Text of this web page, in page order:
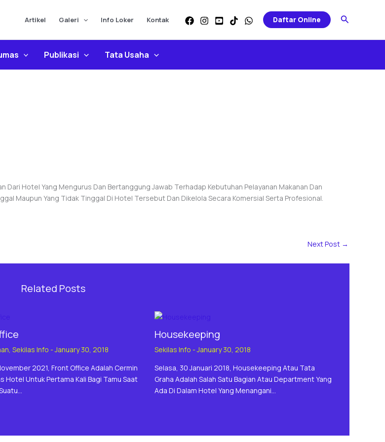
Artikel Galeri Info Loker Kontak Daftar Online Search
Publikasi Tata Usaha
Dari Hotel Yang Mengurus Dan Bertanggung Jawab Terhadap Kebutuhan Pelayanan Makanan Dan
Maupun Yang Tidak Tinggal Di Hotel Tersebut Dan Dikelola Secara Komersial Serta Profesional.
Next Post →
Related Posts
Sekilas Info -January 30, 2018
2021, Front Office Adalah Cermin
Hotel Untuk Pertama Kali Bagi Tamu Saat
Housekeeping
Sekilas Info -January 30, 2018
Selasa, 30 Januari 2018, Housekeeping Atau Tata
Graha Adalah Salah Satu Bagian Atau Department Yang
Ada Di Dalam Hotel Yang Menangani…